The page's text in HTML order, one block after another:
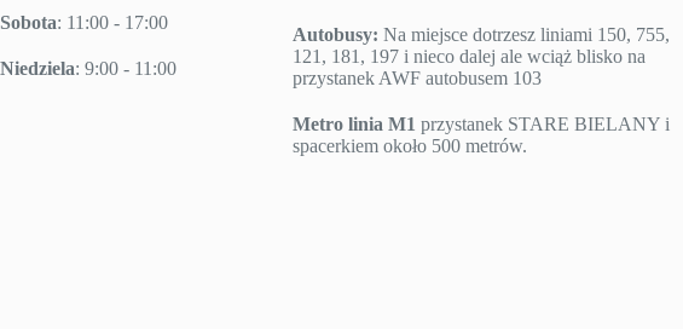
Sobota: 11:00 - 17:00
Niedziela: 9:00 - 11:00
Autobusy: Na miejsce dotrzesz liniami 150, 755,
121, 181, 197 i nieco dalej ale wciąż blisko na
przystanek AWF autobusem 103
Metro linia M1 przystanek STARE BIELANY i
spacerkiem około 500 metrów.